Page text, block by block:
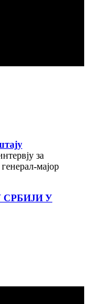
за
мајор
СРБИЈИ У